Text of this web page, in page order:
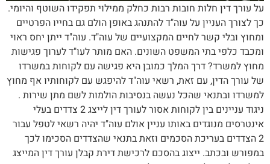
על עורך דין חלות חובות רבות כחלק ממילוי תפקידו השוטף והיומי.
כך לצורך העניין על עוה"ד להתנהג באופן הולם גם בחייו הפרטיים
ומחוץ ובלי קשר לחיים המקצועיים של עוה"ד. עוה"ד ייתן יחס ראוי
ומכבד כלפי בתי המשפט השונים. האם מותר לעו"ד לערוך פגישות
מחוץ למשרד? דרך המלך כמובן היא פגישה עם לקוחות במשרדו
של עורך הדין, עם זאת, רשאי עוה"ד להיפגש עם לקוחותיו אף מחוץ
למשרדו ובתנאי שהכל נעשה בנסיבות הולמות לשם מתן שירות .
ניגוד עניינים בין לקוחות אסור לעורך דין לייצג 2 צדדים בעלי
אינטרסים מנוגדים באותו עניין אולם עוה"ד יהיה רשאי לטפל עבור
2 הצדדים בעריכת הסכמים וזאת בתנאי שהצדדים הסכימו לכך
במפורש ובכתב. ייצוג בהסכם לרכישת דירת קבלן עורך דין המייצג